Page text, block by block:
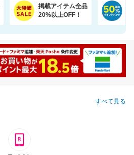
掲載アイテム全品
20%以上OFF！
すべて見る